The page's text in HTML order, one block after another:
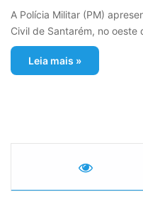
A Polícia Militar (PM)
Civil de Santarém, no
Leia mais »